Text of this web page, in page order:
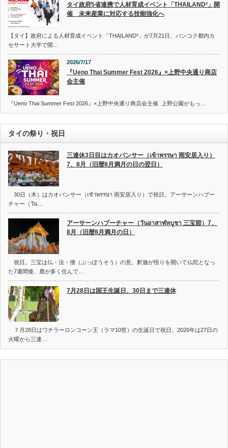
タイ政府5省連携で人材育成イベント「THAILAND²」開
催 未来産業に対応する技能強化へ
【タイ】政府による人材育成イベント「THAILAND²」が7月21日、バンコク都内カ
セサート大学で開…
2026/7/17
『Ueno Thai Summer Fest 2026』×上野中央通り商店
会主催
『Ueno Thai Summer Fest 2026』×上野中央通り商店会主催 上野公園がもっ…
タイの祭り・祝日
三連休3日目はカオパンサー（เข้าพรรษา 雨安居入り）
7、8月（旧暦8月満月の日の翌日）
30日（木）はカオパンサー（เข้าพรรษา 雨安居入り）で祝日。アーサーンハブー
チャー（วัน…
アーサーンハブーチャー（วันอาสาฬหบูชา 三宝節）7、
8月（旧暦8月満月の日）
祝日。三宝は仏・法・僧（ぶっぽうそう）の意。釈迦が悟りを開いて仏陀となっ
た7週間後、鹿が多く住んで…
7月28日は国王生誕日、30日まで三連休
７月28日はワチラーロンコーン王（ラマ10世）の生誕日で祝日。2026年は27日の
火曜から三連…